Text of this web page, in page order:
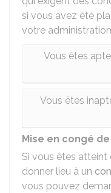
si vous avez été
votre
Vous êtes
Vous êtes
Mise en congé
Si vous êtes
donner lieu à un
vous pouvez